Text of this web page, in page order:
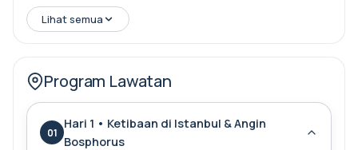
panduan berlesen, dan hotel-hotel terpilih sambil anda
meneroka situs-situs suci, khazanah arkeologi, dan
Lihat semua
Program Lawatan
01
Hari 1 • Ketibaan di Istanbul & Angin
Bosphorus